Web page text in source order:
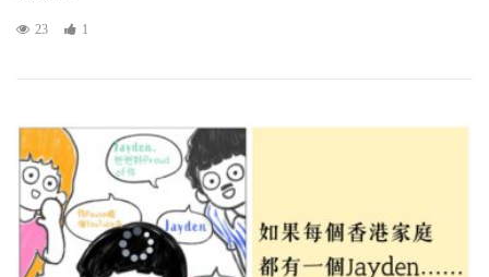
23 1